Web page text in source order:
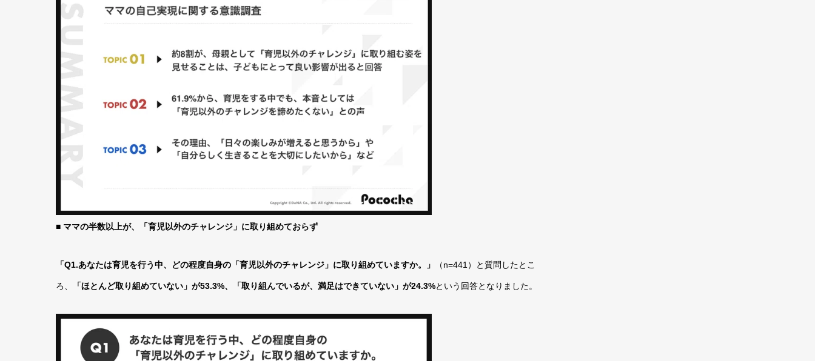
■ ママの半数以上が、「育児以外のチャレンジ」に取り組めておらず
「Q1.あなたは育児を行う中、どの程度自身の「育児以外のチャレンジ」に取り組めていますか。」 （n=441）と質問したとこ
ろ、 「ほとんど取り組めていない」が53.3%、「取り組んでいるが、満足はできていない」が24.3%という回答となりました。